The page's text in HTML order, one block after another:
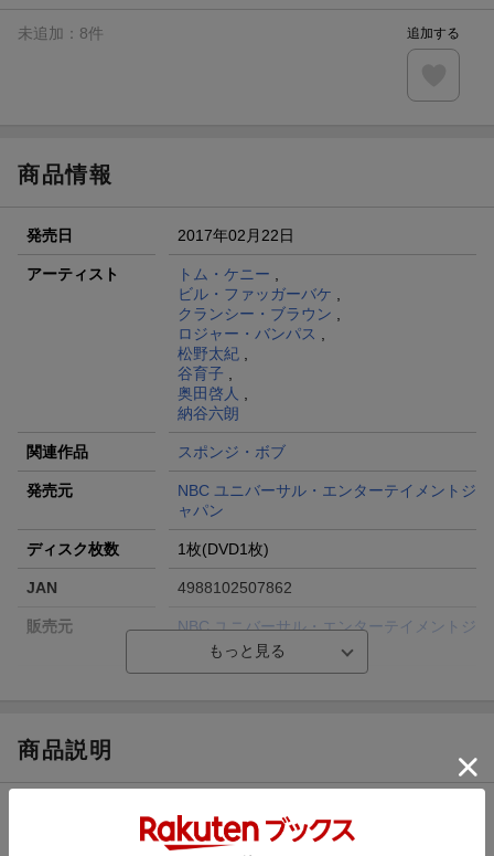
楽天モバイル紹介キャンペーンの拡散で300円OFFクーポン
条件達成で楽天限定・宝塚歌劇 宙組貸切公演ペアチケット
未追加： 8件 追加する
商品情報
発売日 2017年02月22日
アーティスト トム・ケニー ,
ビル・ファッガーバケ ,
クランシー・ブラウン ,
ロジャー・バンパス ,
松野太紀,
谷育子 ,
奥田啓人 ,
納谷六朗
関連作品 スポンジ・ボブ
発売元
NBC ユニバーサル・エンターテイメントジ
ャパン
ディスク枚数 1枚(DVD1枚)
JAN 4988102507862
販売元
NBC ユニバーサル・エンターテイメントジ
ャパン
画面サイズ
英語(オリジナル言語)／日本語(吹替言語)
商品説明